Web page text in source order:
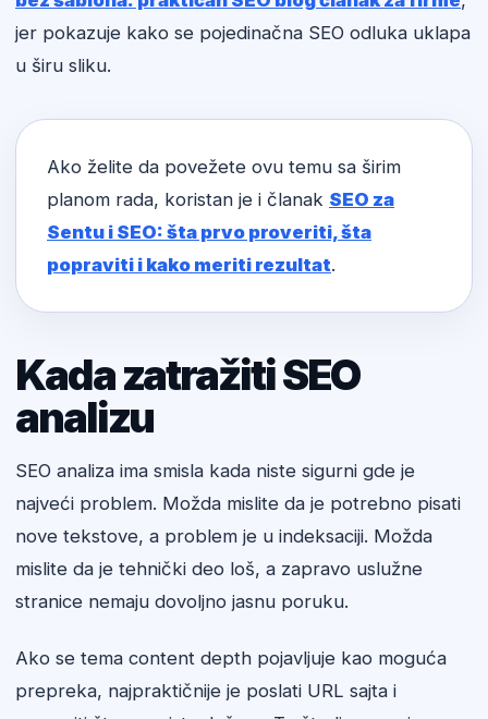
jer pokazuje kako se pojedinačna SEO odluka uklapa
u širu sliku.
Ako želite da povežete ovu temu sa širim
planom rada, koristan je i članak SEO za
Sentu i SEO: šta prvo proveriti, šta
popraviti i kako meriti rezultat.
Kada zatražiti SEO
analizu
SEO analiza ima smisla kada niste sigurni gde je
najveći problem. Možda mislite da je potrebno pisati
nove tekstove, a problem je u indeksaciji. Možda
mislite da je tehnički deo loš, a zapravo uslužne
stranice nemaju dovoljno jasnu poruku.
Ako se tema content depth pojavljuje kao moguća
prepreka, najpraktičnije je poslati URL sajta i